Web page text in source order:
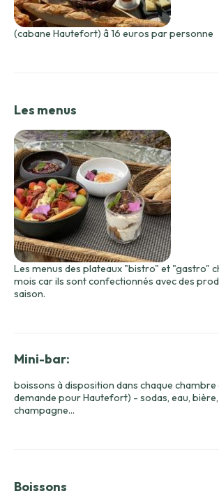
(cabane Hautefort) â 16 euros par personne
Les menus
Les menus des plateaux "bistro" et "gastro"
mois car ils sont confectionnés avec des
saison.
Mini-bar:
boissons à disposition dans chaque
demande pour Hautefort) - sodas, eau,
champagne...
Boissons